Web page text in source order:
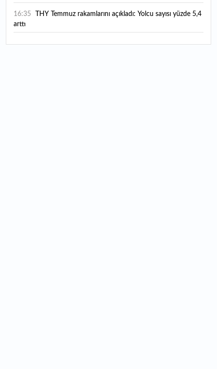
16:35
arttı
16:27 Piyasaların beklediği veri geldi: ABD tarım dışı istihdam